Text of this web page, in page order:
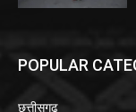
POPULAR
छत्तीसगढ़